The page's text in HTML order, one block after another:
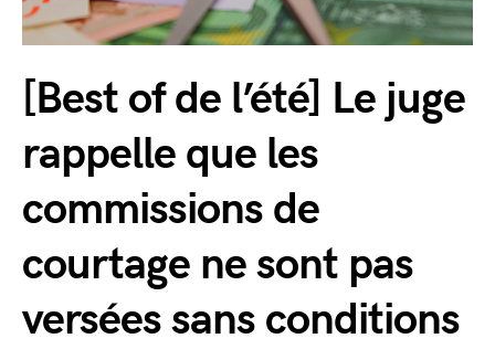
[Best of de l’été] Le juge
rappelle que les
commissions de
courtage ne sont pas
versées sans conditions